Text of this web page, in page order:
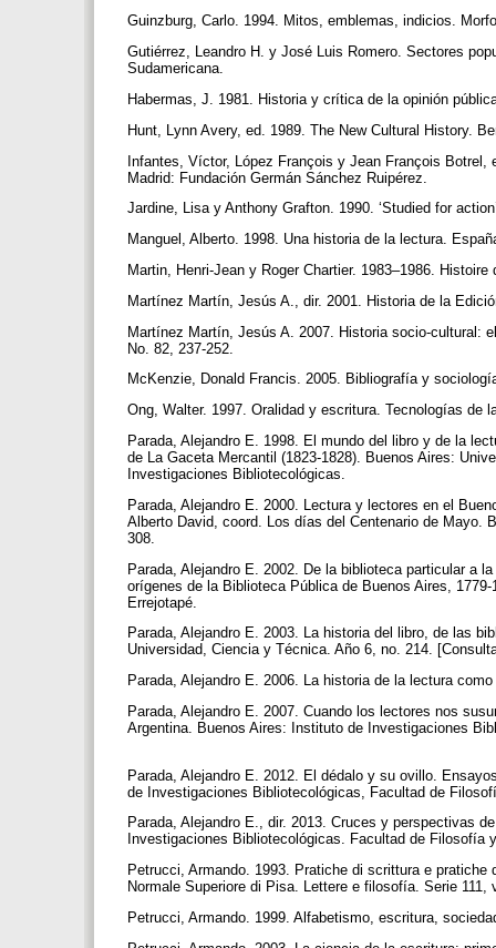
Guinzburg, Carlo. 1994. Mitos, emblemas, indicios.
Gutiérrez, Leandro H. y José Luis Romero. Sectores
Sudamericana.
Habermas, J. 1981. Historia y crítica de la opinión
Hunt, Lynn Avery, ed. 1989. The New Cultural History.
Infantes, Víctor, López François y Jean François
Madrid: Fundación Germán Sánchez Ruipérez.
Jardine, Lisa y Anthony Grafton. 1990. ‘Studied for
Manguel, Alberto. 1998. Una historia de la lectura.
Martin, Henri-Jean y Roger Chartier. 1983–1986.
Martínez Martín, Jesús A., dir. 2001. Historia de la
Martínez Martín, Jesús A. 2007. Historia socio-cultural:
No. 82, 237-252.
McKenzie, Donald Francis. 2005. Bibliografía y
Ong, Walter. 1997. Oralidad y escritura. Tecnologías
Parada, Alejandro E. 1998. El mundo del libro y de la
de La Gaceta Mercantil (1823-1828). Buenos Aires:
Investigaciones Bibliotecológicas.
Parada, Alejandro E. 2000. Lectura y lectores en el
Alberto David, coord. Los días del Centenario de Mayo.
308.
Parada, Alejandro E. 2002. De la biblioteca particular a
orígenes de la Biblioteca Pública de Buenos Aires,
Errejotapé.
Parada, Alejandro E. 2003. La historia del libro, de las
Universidad, Ciencia y Técnica. Año 6, no. 214.
Parada, Alejandro E. 2006. La historia de la lectura
Parada, Alejandro E. 2007. Cuando los lectores nos
Argentina. Buenos Aires: Instituto de Investigaciones
Parada, Alejandro E. 2012. El dédalo y su ovillo.
de Investigaciones Bibliotecológicas, Facultad de
Parada, Alejandro E., dir. 2013. Cruces y perspectivas
Investigaciones Bibliotecológicas. Facultad de
Petrucci, Armando. 1993. Pratiche di scrittura e pratiche
Normale Superiore di Pisa. Lettere e filosofía. Serie
Petrucci, Armando. 1999. Alfabetismo, escritura,